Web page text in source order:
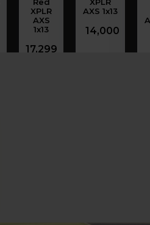
XPLR
AXS
1x13
17,299
AXS 1x13
14,000